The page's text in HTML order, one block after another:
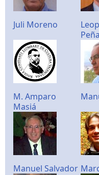
Juli Moreno
M. Amparo
Masiá
Manuel Salvador